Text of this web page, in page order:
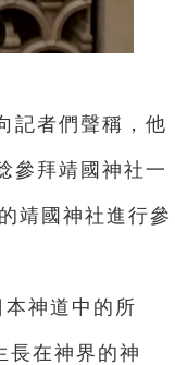
記者們聲稱，他
參拜靖國神社一
靖國神社進行參
本神道中的所
長在神界的神